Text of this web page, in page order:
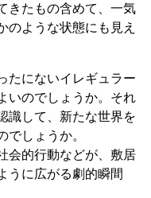
きたもの含めて、一気
のような状態にも見え
たにないイレギュラー
いのでしょうか。それ
識して、新たな世界を
でしょうか。
的行動などが、敷居
うに広がる劇的瞬間